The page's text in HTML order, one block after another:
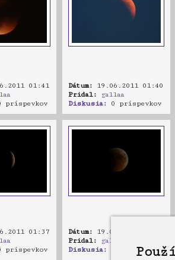
01:41
príspevkov
Dátum: 19.06.2011 01:40
Pridal:
gallaa
Diskusia: 0 príspevkov
01:37
príspevkov
Dátum: 19.06.2011 01:33
Pridal:
gallaa
Diskusia: 0 príspevkov